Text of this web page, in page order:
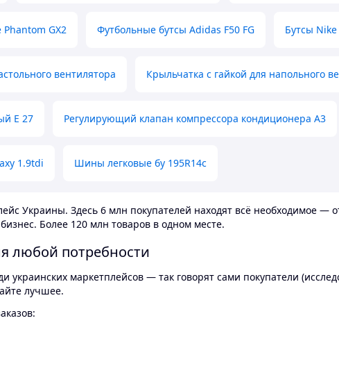
GX2 Футбольные бутсы Adidas F50 FG Бутсы
вентилятора Крыльчатка с гайкой для напольного
E 27 Регулирующий клапан компрессора кондиционера А3
1.9tdi Шины легковые бу 195R14c
Украины. Здесь 6 млн покупателей находят всё необходимое —
Более 120 млн товаров в одном месте.
любой потребности
украинских маркетплейсов — так говорят сами покупатели
лучшее.